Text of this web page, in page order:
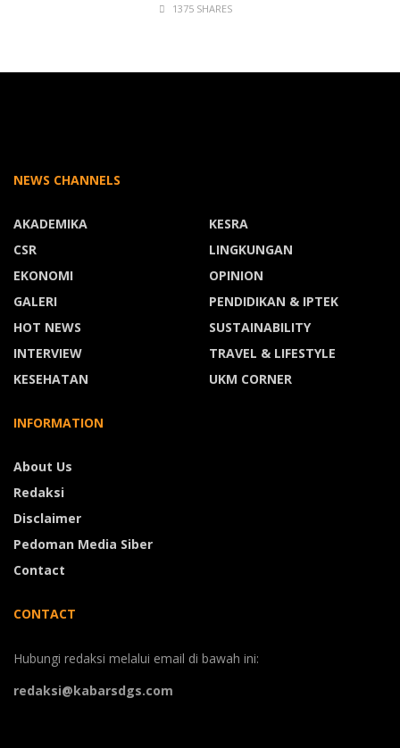
1375 SHARES
NEWS CHANNELS
AKADEMIKA
CSR
EKONOMI
GALERI
HOT NEWS
INTERVIEW
KESEHATAN
KESRA
LINGKUNGAN
OPINION
PENDIDIKAN & IPTEK
SUSTAINABILITY
TRAVEL & LIFESTYLE
UKM CORNER
INFORMATION
About Us
Redaksi
Disclaimer
Pedoman Media Siber
Contact
CONTACT
Hubungi redaksi melalui email di bawah ini:
redaksi@kabarsdgs.com